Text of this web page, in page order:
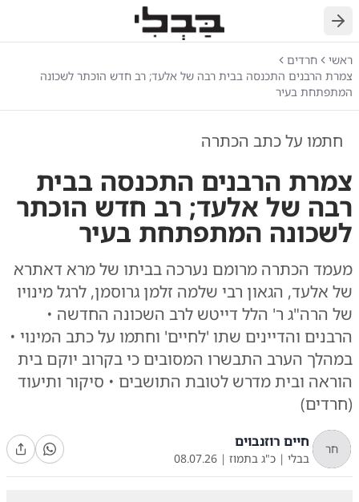
חזרה
ראשי
חרדים
צמרת הרבנים התכנסה בבית רבה של אלעד; רב חדש הוכתר לשכונה
המתפתחת בעיר
חתמו על כתב הכתרה
צמרת הרבנים התכנסה בבית
רבה של אלעד; רב חדש הוכתר
לשכונה המתפתחת בעיר
מעמד הכתרה מרומם נערכה בביתו של מרא דאתרא
של אלעד, הגאון רבי שלמה זלמן גרוסמן, לרגל מינויו
של הרה"ג ר' הלל דייטש לרב השכונה החדשה •
הרבנים והדיינים שתו 'לחיים' וחתמו על כתב המינוי •
במהלך הערב התבשרו המסובים כי בקרוב יוקם בית
הוראה ובית מדרש לטובת התושבים • סיקור ותיעוד
(חרדים)
חר חיים רוזנבוים
בבלי | כ"ג בתמוז |
08.07.26